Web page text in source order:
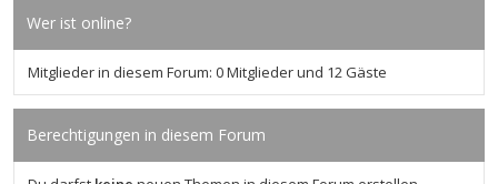
Wer ist online?
Mitglieder in diesem Forum: 0 Mitglieder und 12 Gäste
Berechtigungen in diesem Forum